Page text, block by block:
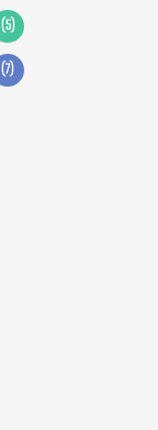
(5)
(7)